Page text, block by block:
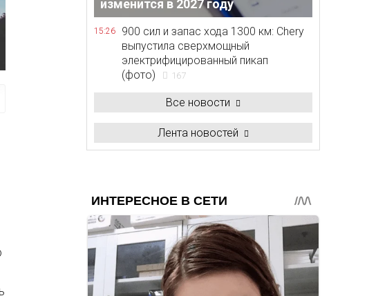
изменится в 2027 году
15:26
900 сил и запас хода 1300 км: Chery
выпустила сверхмощный
электрифицированный пикап
(фото)
167
Все новости
Лента новостей